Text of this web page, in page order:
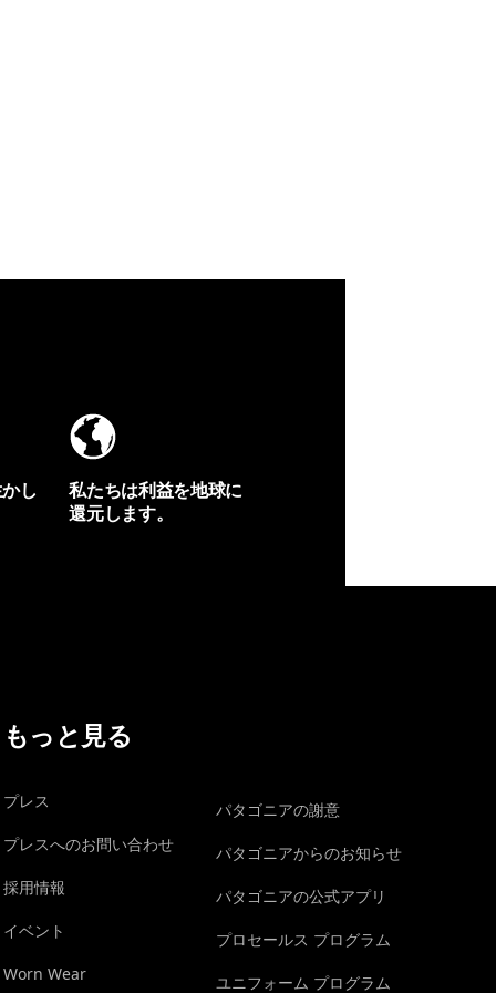
し
私たちは利益を地球に
還元します。
もっと見る
プレス
プレスへのお問い合わせ
採用情報
イベント
Worn Wear
パタゴニアの謝意
パタゴニアからのお知らせ
パタゴニアの公式アプリ
プロセールス プログラム
ユニフォーム プログラム